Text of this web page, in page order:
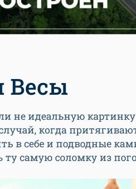
Весы
не идеальную
когда
в себе и подводные
ту самую соломку из